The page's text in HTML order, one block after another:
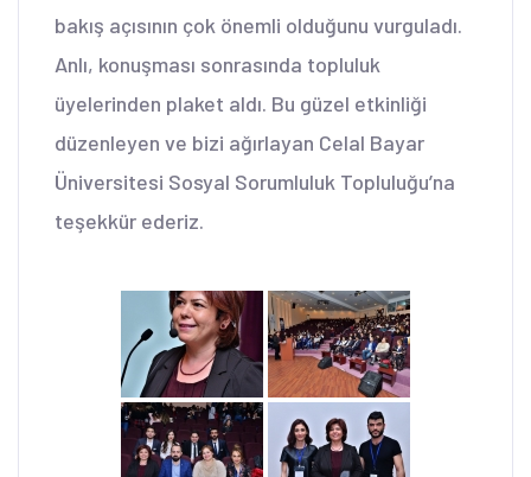
bakış açısının çok önemli olduğunu vurguladı.
Anlı, konuşması sonrasında topluluk
üyelerinden plaket aldı. Bu güzel etkinliği
düzenleyen ve bizi ağırlayan Celal Bayar
Üniversitesi Sosyal Sorumluluk Topluluğu’na
teşekkür ederiz.